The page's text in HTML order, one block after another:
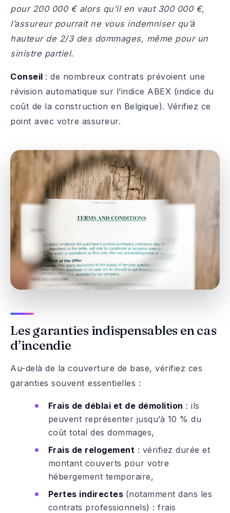
pour 200 000 € alors qu’il en vaut 300 000 €,
l’assureur pourrait ne vous indemniser qu’à
hauteur de 2/3 des dommages, même pour un
sinistre partiel.
Conseil : de nombreux contrats prévoient une
révision automatique sur l’indice ABEX (indice du
coût de la construction en Belgique). Vérifiez ce
point avec votre assureur.
Les garanties indispensables en cas
d’incendie
Au-delà de la couverture de base, vérifiez ces
garanties souvent essentielles :
Frais de déblai et de démolition : ils
peuvent représenter jusqu’à 10 % du
coût total des dommages,
Frais de relogement : vérifiez durée et
montant couverts pour votre
hébergement temporaire,
Pertes indirectes (notamment dans les
contrats professionnels) : frais